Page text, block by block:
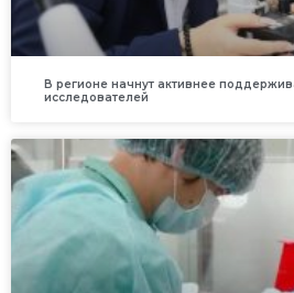
В регионе начнут активнее
исследователей